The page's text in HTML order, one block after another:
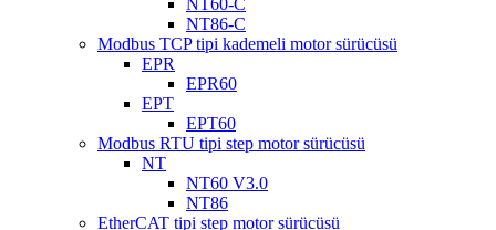
NT86-C
Modbus TCP tipi kademeli motor sürücüsü
EPR
EPR60
EPT
EPT60
Modbus RTU tipi step motor sürücüsü
NT
NT60 V3.0
NT86
EtherCAT tipi step motor sürücüsü